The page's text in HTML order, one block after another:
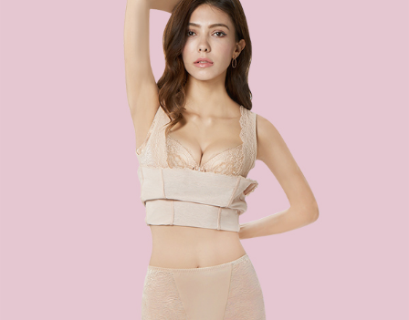
４．使用「AFTEE先享後付」時，將依據個別帳號之用戶狀況，依本公司即
時審查核予不同之上限額度；若仍有額度不足之情形，本公司將視審查結果
５．嚴禁一人註冊多個帳號或使用他人資訊註冊。若發現惡意使用之情形，
恩沛科技股份有限公司將有權停止該用戶之使用額度並採取法律行動。
每筆NT$90，滿NT$1,000(含以上)免運費
每筆NT$150，滿NT$2,000(含以上)免運費
海外宅配 (訂單成立後，請主動於2天內與線上客服核對收
件資料，逾期未確認訂單將自動取消)